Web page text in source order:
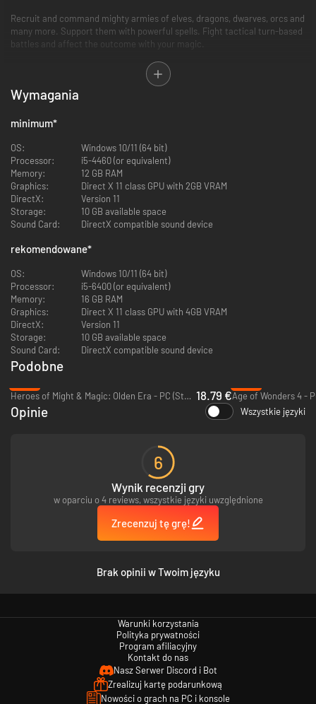
Recruit and command mighty armies of elves, dragons, dwarves, orcs and
many more. Support them with powerful spells. Fight tactical turn-based
battles and affect the outcome with your magic.
Research new spells, engage in alchemy, perform rituals and use your
arcane powers to change the world around you.
Always beware of the machinations of your rival wizards, who seek to
Master of Magic.
Features:
14 unique playable powerful wizards
5 schools of magic and 18 traits to customize your wizard
Over 60 special abilities
Over 200 spells to research
14 fantasy races to command, including elves, dwarves, trolls,
196 unique unit types
Two parallel dimensional planes, Arcanus and Myrror
Wymagania
minimum*
OS:
Windows 10/11 (64 bit)
Processor:
i5-4460 (or equivalent)
Memory:
12 GB RAM
Graphics:
Direct X 11 class GPU with 2GB VRAM
DirectX:
Version 11
Storage:
10 GB available space
Sound Card:
DirectX compatible sound device
rekomendowane*
OS:
Windows 10/11 (64 bit)
Processor:
i5-6400 (or equivalent)
Memory:
16 GB RAM
Graphics:
Direct X 11 class GPU with 4GB VRAM
DirectX:
Version 11
Storage:
10 GB available space
Sound Card:
DirectX compatible sound device
Podobne
Heroes of Might & Magic: Olden Era - PC (Steam) 18.79 €Age of Wonders 4 -
Opinie Wszystkie języki
6
Wynik recenzji gry
w oparciu o 4 reviews, wszystkie języki uwzględnione
Zrecenzuj tę grę!
Brak opinii w Twoim języku
Warunki korzystania
Polityka prywatności
Program afiliacyjny
Kontakt do nas
Nasz Serwer Discord i Bot
Zrealizuj kartę podarunkową
Nowości o grach na PC i konsole